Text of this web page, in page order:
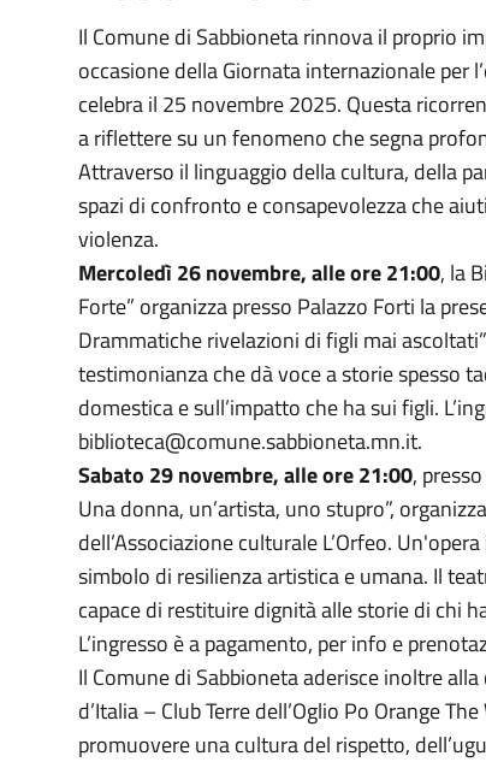
Il Comune di Sabbioneta rinnova il proprio
occasione della Giornata internazionale per
celebra il 25 novembre 2025. Questa
a riflettere su un fenomeno che segna
Attraverso il linguaggio della cultura, della
spazi di confronto e consapevolezza che
violenza.
Mercoledì 26 novembre, alle ore 21:00, la
Forte” organizza presso Palazzo Forti la
Drammatiche rivelazioni di figli mai
testimonianza che dà voce a storie spesso
domestica e sull’impatto che ha sui figli.
biblioteca@comune.sabbioneta.mn.it.
Sabato 29 novembre, alle ore 21:00,
Una donna, un’artista, uno stupro”,
dell’Associazione culturale L’Orfeo.
simbolo di resilienza artistica e umana. Il
capace di restituire dignità alle storie di chi
L’ingresso è a pagamento, per info e
Il Comune di Sabbioneta aderisce inoltre
d’Italia – Club Terre dell’Oglio Po Orange
promuovere una cultura del rispetto,